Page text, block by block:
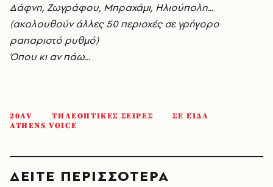
Δάφνη, Zωγράφου, Mπραχάμι, Hλιούπολη...
(ακολουθούν άλλες 50 περιοχές σε γρήγορο
ραπαριστό ρυθμό)
Όπου κι αν πάω...
20AV ΤΗΛΕΟΠΤΙΚΕΣ ΣΕΙΡΕΣ
ΣΕ ΕΙΔΑ
ATHENS VOICE
ΔΕΙΤΕ ΠΕΡΙΣΣΟΤΕΡΑ